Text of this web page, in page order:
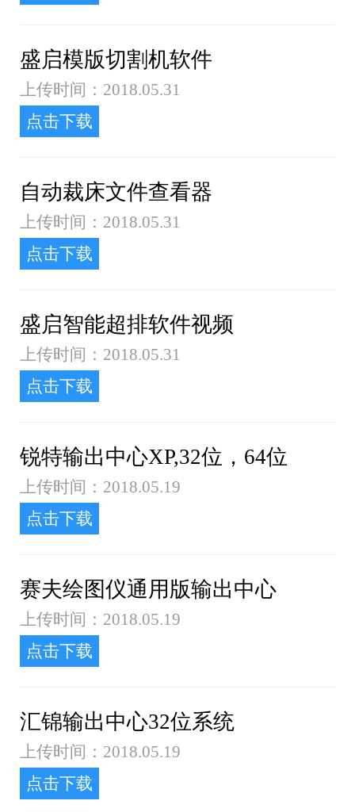
盛启模版切割机软件
上传时间：2018.05.31
点击下载
自动裁床文件查看器
上传时间：2018.05.31
点击下载
盛启智能超排软件视频
上传时间：2018.05.31
点击下载
锐特输出中心XP,32位，64位
上传时间：2018.05.19
点击下载
赛夫绘图仪通用版输出中心
上传时间：2018.05.19
点击下载
汇锦输出中心32位系统
上传时间：2018.05.19
点击下载